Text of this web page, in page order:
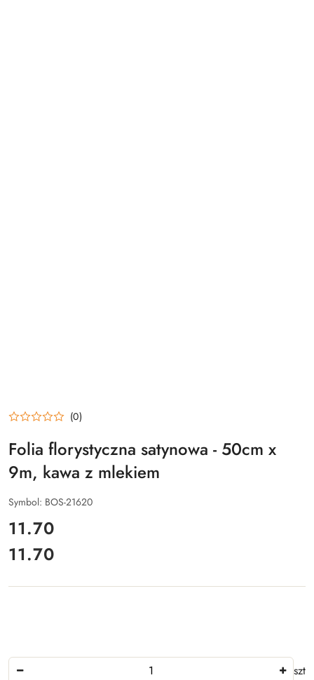
(0)
Folia florystyczna satynowa - 50cm x
9m, kawa z mlekiem
Symbol: BOS-21620
cena:
11.70
Cena:
11.70
Ilość
szt